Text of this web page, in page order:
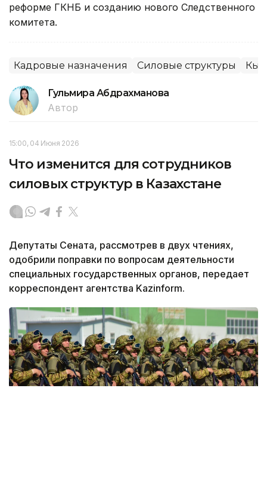
реформе ГКНБ и созданию нового Следственного
комитета.
Кадровые назначения Силовые структуры
Гульмира Абдрахманова
Автор
15:00, 04 Июня 2026
Что изменится для сотрудников
силовых структур в Казахстане
Депутаты Сената, рассмотрев в двух чтениях,
одобрили поправки по вопросам деятельности
специальных государственных органов, передает
корреспондент агентства Kazinform.